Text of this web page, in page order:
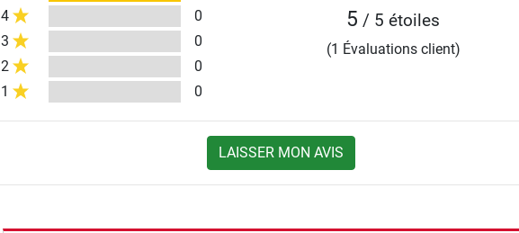
4
0
3
0
2
0
1
0
5 / 5 étoiles
(1 Évaluations client)
LAISSER MON AVIS